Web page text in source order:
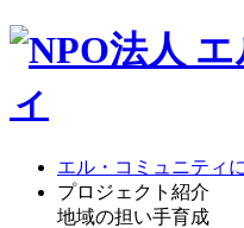
エル・コミュニティ
プロジェクト紹介
地域の担い手育成